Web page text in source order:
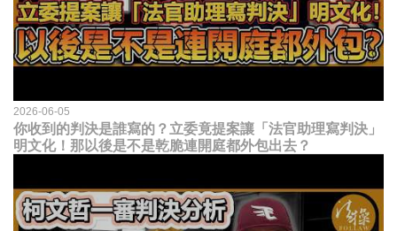
2026-06-05
你收到的判決是誰寫的？立委竟提案讓「法官助理寫判決」
明文化！那以後是不是乾脆連開庭都外包出去？